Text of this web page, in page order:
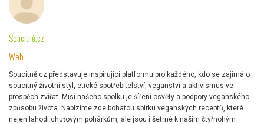
Soucitně.cz
Web
Soucitně.cz představuje inspirující platformu pro každého, kdo se zajímá o
soucitný životní styl, etické spotřebitelství, veganství a aktivismus ve
prospěch zvířat. Misí našeho spolku je šíření osvěty a podpory veganského
způsobu života. Nabízíme zde bohatou sbírku veganských receptů, které
nejen lahodí chuťovým pohárkům, ale jsou i šetrné k našim čtyřnohým